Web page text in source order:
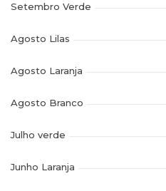
Setembro Verde
Agosto Lilas
Agosto Laranja
Agosto Branco
Julho verde
Junho Laranja